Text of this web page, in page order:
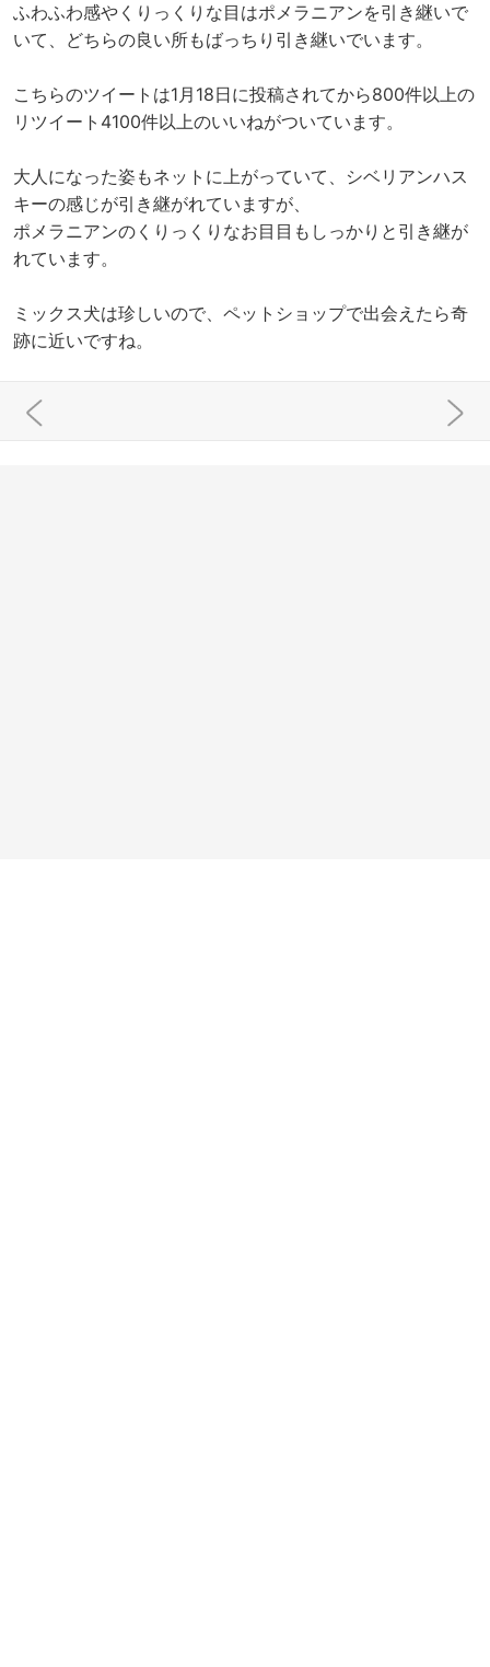
ふわふわ感やくりっくりな目はポメラニアンを引き継いで
いて、どちらの良い所もばっちり引き継いでいます。
こちらのツイートは1月18日に投稿されてから800件以上の
リツイート4100件以上のいいねがついています。
大人になった姿もネットに上がっていて、シベリアンハス
キーの感じが引き継がれていますが、
ポメラニアンのくりっくりなお目目もしっかりと引き継が
れています。
ミックス犬は珍しいので、ペットショップで出会えたら奇
跡に近いですね。